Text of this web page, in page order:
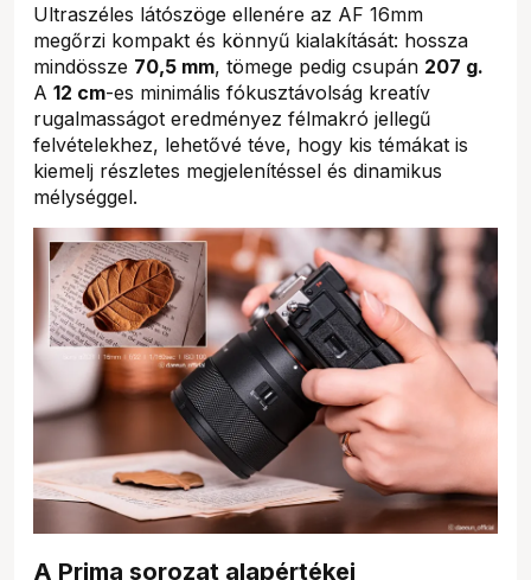
Ultraszéles látószöge ellenére az AF 16mm
megőrzi kompakt és könnyű kialakítását: hossza
mindössze 70,5 mm, tömege pedig csupán 207 g.
A 12 cm-es minimális fókusztávolság kreatív
rugalmasságot eredményez félmakró jellegű
felvételekhez, lehetővé téve, hogy kis témákat is
kiemelj részletes megjelenítéssel és dinamikus
mélységgel.
A Prima sorozat alapértékei